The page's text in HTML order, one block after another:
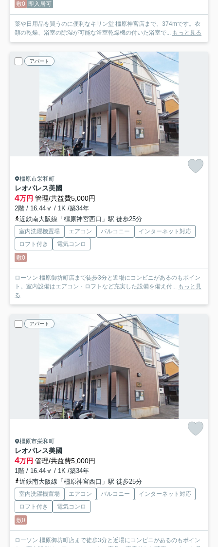
敷0 即入居可
薬や日用品を買うのに便利なキリン堂 橿原神宮店まで、374mです。衣
類の乾燥、浴室の除湿が可能な浴室乾燥機の付いた浴室で... もっと見る
アパート
橿原市栄和町
レオパレス美國
4万円 管理/共益費5,000円
2階 / 16.44㎡ / 1K /築34年
近鉄南大阪線「橿原神宮西口」駅 徒歩25分
室内洗濯機置場 エアコン バルコニー
インターネット対応
ロフト付き
電気コンロ
敷0
ローソン 橿原御坊町店まで徒歩3分と近場にコンビニがあるのもポイン
ト。室内設備はエアコン・ロフトなど充実した設備を備え付... もっと見
る
アパート
橿原市栄和町
レオパレス美國
4万円 管理/共益費5,000円
1階 / 16.44㎡ / 1K /築34年
近鉄南大阪線「橿原神宮西口」駅 徒歩25分
室内洗濯機置場 エアコン バルコニー
インターネット対応
ロフト付き
電気コンロ
敷0
ローソン 橿原御坊町店まで徒歩3分と近場にコンビニがあるのもポイン